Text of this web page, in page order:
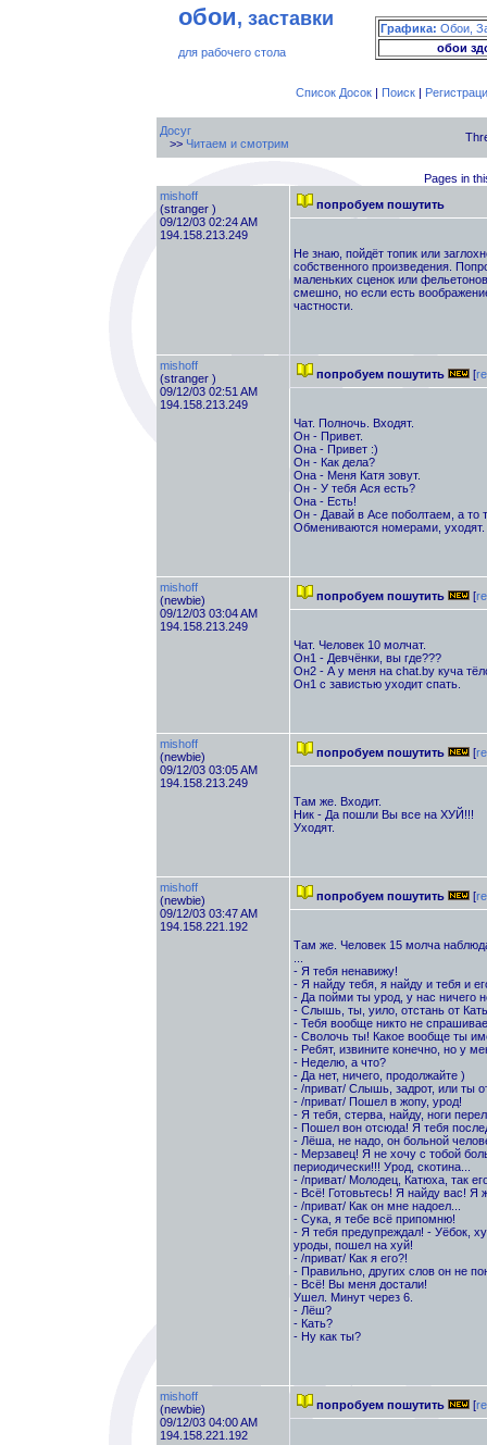
обои, заставки
для рабочего стола
Графика: Обои,
обои
Список Досок| Поиск|
Досуг
>> Читаем и смотрим
Pages in
mishoff
(stranger )
09/12/03 02:24 AM
194.158.213.249
попробуем пошутить
Не знаю, пойдёт топик или
собственного произведения.
маленьких сценок или
смешно, но если есть
частности.
mishoff
(stranger )
09/12/03 02:51 AM
194.158.213.249
попробуем пошутить [
Чат. Полночь. Входят.
Он - Привет.
Она - Привет :)
Он - Как дела?
Она - Меня Катя зовут.
Он - У тебя Ася есть?
Она - Есть!
Он - Давай в Асе поболтаем, а то
Обмениваются номерами, уходят.
mishoff
(newbie)
09/12/03 03:04 AM
194.158.213.249
попробуем пошутить [
Чат. Человек 10 молчат.
Он1 - Девчёнки, вы где???
Он2 - А у меня на chat.by куча
Он1 с завистью уходит спать.
mishoff
(newbie)
09/12/03 03:05 AM
194.158.213.249
попробуем пошутить [
Там же. Входит.
Ник - Да пошли Вы все на ХУЙ!!!
Уходят.
mishoff
(newbie)
09/12/03 03:47 AM
194.158.221.192
попробуем пошутить [
Там же. Человек 15 молча
- Я тебя ненавижу!
- Я найду тебя, я найду и тебя и
- Да пойми ты урод, у нас ничего
- Слышь, ты, уило, отстань от
- Тебя вообще никто не
- Сволочь ты! Какое вообще ты
- Ребят, извините конечно, но у
- Неделю, а что?
- Да нет, ничего, продолжайте )
- /приват/ Слышь, задрот, или ты
- /приват/ Пошел в жопу, урод!
- Я тебя, стерва, найду, ноги
- Пошел вон отсюда! Я тебя
- Лёша, не надо, он больной
- Мерзавец! Я не хочу с тобой
периодически!!! Урод, скотина...
- /приват/ Молодец, Катюха, так
- Всё! Готовьтесь! Я найду вас! Я
- /приват/ Как он мне надоел...
- Сука, я тебе всё припомню!
- Я тебя предупреждал! - Уёбок,
уроды, пошел на хуй!
- /приват/ Как я его?!
- Правильно, других слов он не
- Всё! Вы меня достали!
Ушел. Минут через 6.
- Лёш?
- Кать?
- Ну как ты?
mishoff
(newbie)
09/12/03 04:00 AM
194.158.221.192
попробуем пошутить [